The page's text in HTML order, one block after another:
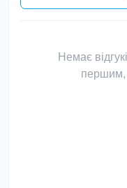
Немає
першим,